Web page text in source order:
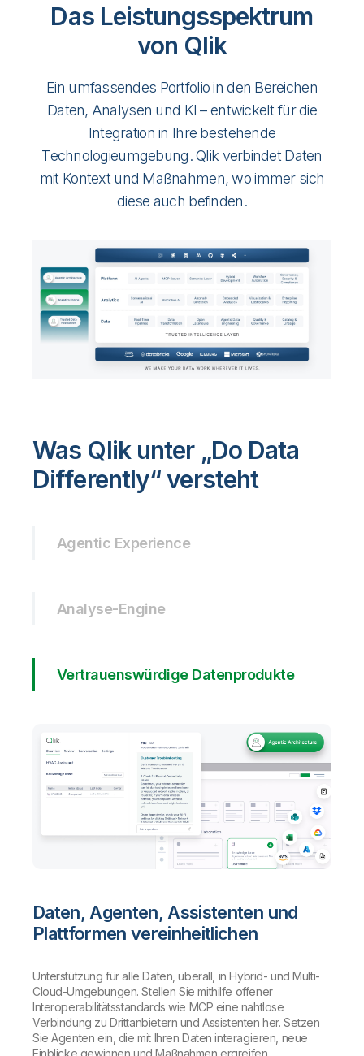
Das Leistungsspektrum
von Qlik
Ein umfassendes Portfolio in den Bereichen
Daten, Analysen und KI – entwickelt für die
Integration in Ihre bestehende
Technologieumgebung. Qlik verbindet Daten
mit Kontext und Maßnahmen, wo immer sich
diese auch befinden.
Was Qlik unter „Do Data
Differently“ versteht
Agentic Experience
Analyse-Engine
Vertrauenswürdige Datenprodukte
Daten, Agenten, Assistenten und
Plattformen vereinheitlichen
Unterstützung für alle Daten, überall, in Hybrid- und Multi-
Cloud-Umgebungen. Stellen Sie mithilfe offener
Interoperabilitätsstandards wie MCP eine nahtlose
Verbindung zu Drittanbietern und Assistenten her. Setzen
Sie Agenten ein, die mit Ihren Daten interagieren, neue
Einblicke gewinnen und Maßnahmen ergreifen.